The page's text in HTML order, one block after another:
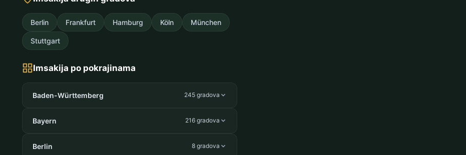
Berlin Frankfurt Hamburg Köln München
Stuttgart
Imsakija po pokrajinama
Baden-Württemberg 245 gradova
Bayern 216 gradova
Berlin 8 gradova